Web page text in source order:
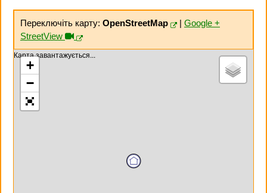
Переключіть карту: OpenStreetMap | Google +
StreetView
Карта завантажується...
+
−